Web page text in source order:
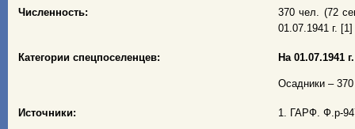
Численность:
370 чел. (72
01.07.1941 г. [1]
Категории спецпоселенцев: На 01.07.1941
Осадники –
Источники: 1. ГАРФ. Ф.р-